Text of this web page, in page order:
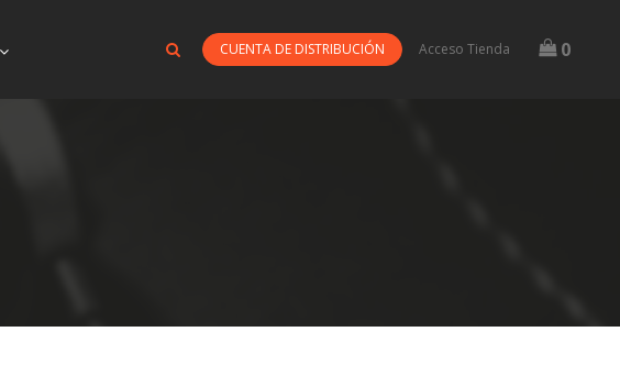
CUENTA DE DISTRIBUCIÓN Acceso Tienda 0